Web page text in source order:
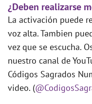
¿Deben realizarse
La activación puede
voz alta. Tambien
vez que se escucha.
nuestro canal de
Códigos Sagrados
video. (